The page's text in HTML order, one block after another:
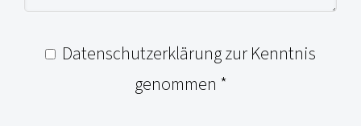
Datenschutzerklärung zur Kenntnis
genommen *